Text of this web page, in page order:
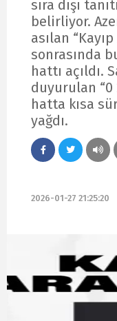
sıra dışı
belirliyor.
asılan
sonrasında
hattı açıldı.
duyurulan “0
hatta kısa
yağdı.
2026-01-27 21:25:20